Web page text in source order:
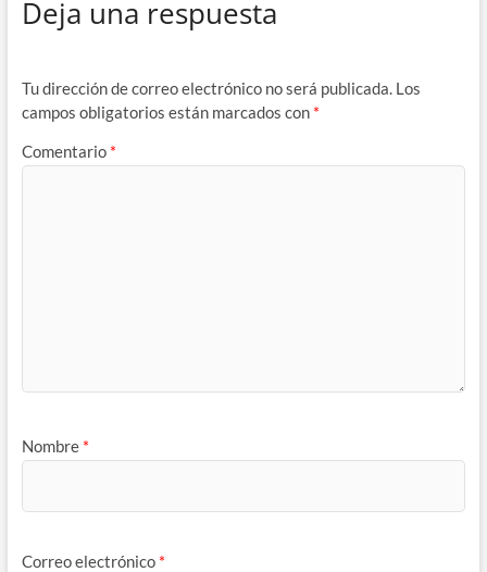
Deja una respuesta
Tu dirección de correo electrónico no será publicada. Los
campos obligatorios están marcados con *
Comentario *
Nombre *
Correo electrónico *